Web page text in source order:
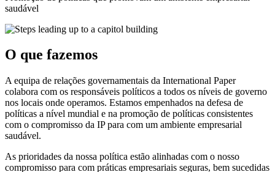
saudável
O que fazemos
A equipa de relações governamentais da International Paper
colabora com os responsáveis políticos a todos os níveis de governo
nos locais onde operamos. Estamos empenhados na defesa de
políticas a nível mundial e na promoção de políticas consistentes
com o compromisso da IP para com um ambiente empresarial
saudável.
As prioridades da nossa política estão alinhadas com o nosso
compromisso para com práticas empresariais seguras, bem sucedidas